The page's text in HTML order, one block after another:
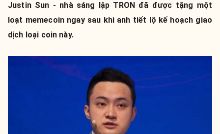
Justin Sun - nhà sáng lập TRON đã được tặng một
loạt memecoin ngay sau khi anh tiết lộ kế hoạch giao
dịch loại coin này.